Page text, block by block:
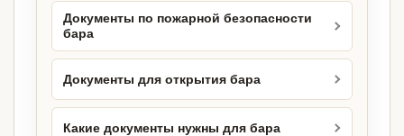
Документы по пожарной безопасности
бара
Документы для открытия бара
Какие документы нужны для бара